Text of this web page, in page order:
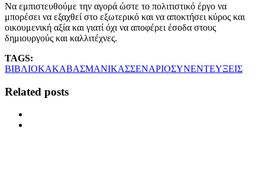
Να εμπιστευθούμε την αγορά ώστε το πολιτιστικό έργο να
μπορέσει να εξαχθεί στο εξωτερικό και να αποκτήσει κύρος και
οικουμενική αξία και γιατί όχι να αποφέρει έσοδα στους
δημιουργούς και καλλιτέχνες.
TAGS:
ΒΙΒΛΙΟΚΑΚΑΒΑΣΜΑΝΙΚΑΣΣΕΝΑΡΙΟΣΥΝΕΝΤΕΥΞΕΙΣ
Related posts